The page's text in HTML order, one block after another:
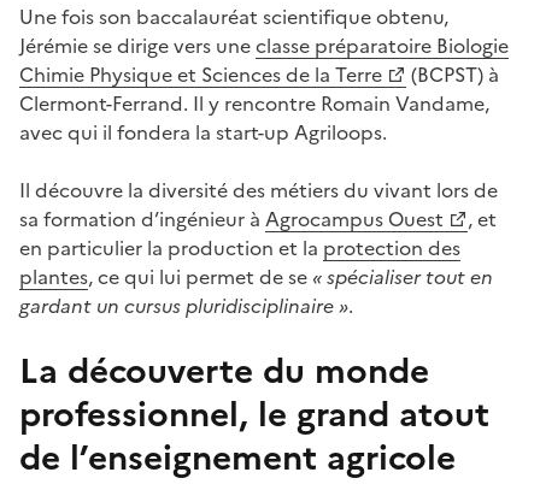
Une fois son baccalauréat scientifique obtenu,
Jérémie se dirige vers uneclasse préparatoire Biologie
Chimie Physique et Sciences de la Terre
(BCPST) à
Clermont-Ferrand. Il y rencontre Romain Vandame,
avec qui il fondera la start-up Agriloops.
Il découvre la diversité des métiers du vivant lors de
sa formation d’ingénieur à Agrocampus Ouest
, et
en particulier la production et la protection des
plantes, ce qui lui permet de se « spécialiser tout en
gardant un cursus pluridisciplinaire ».
La découverte du monde
professionnel, le grand atout
de l’enseignement agricole